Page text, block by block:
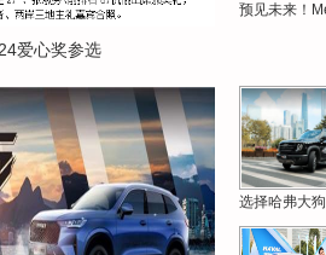
爱心奖参选
预见未来！
选择哈弗大